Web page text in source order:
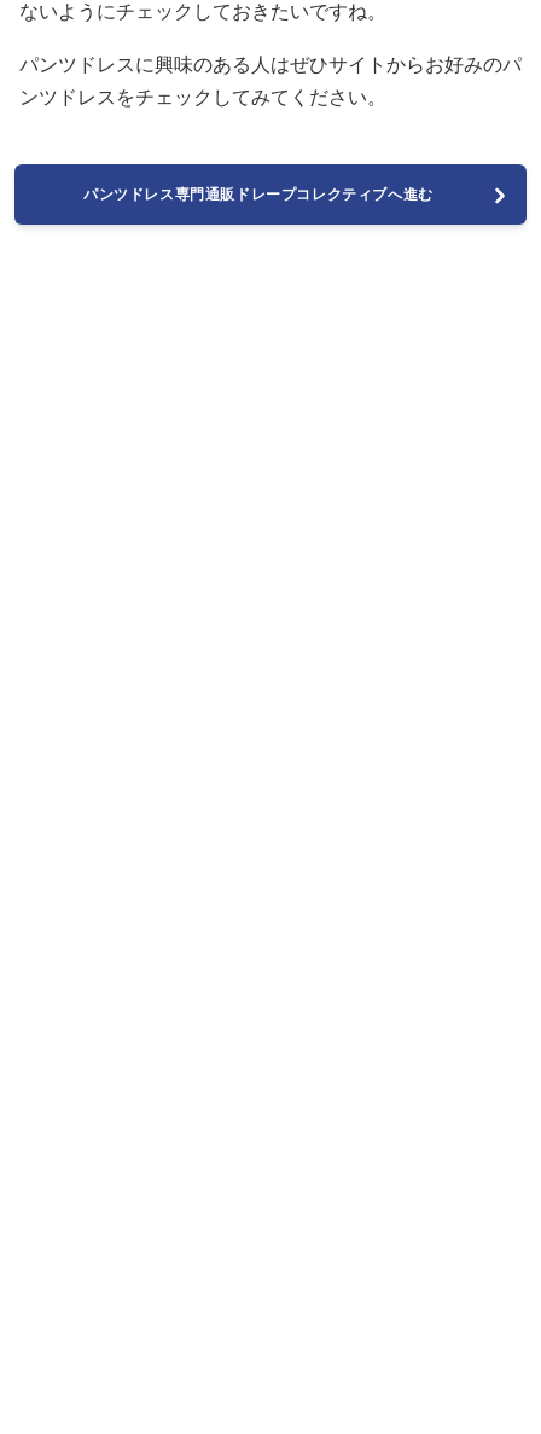
ないようにチェックしておきたいですね。
パンツドレスに興味のある人はぜひサイトからお好みのパ
ンツドレスをチェックしてみてください。
パンツドレス専門通販ドレープコレクティブへ進む